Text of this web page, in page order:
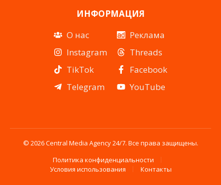
ИНФОРМАЦИЯ
О нас
Instagram
TikTok
Telegram
Реклама
Threads
Facebook
YouTube
© 2026 Central Media Agency 24/7. Все права защищены.
Политика конфиденциальности
Условия использования
Контакты